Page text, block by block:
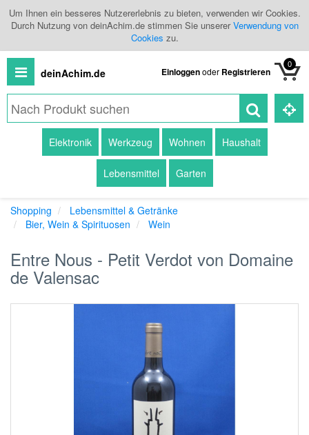
Um Ihnen ein besseres Nutzererlebnis zu bieten, verwenden wir Cookies.
Durch Nutzung von deinAchim.de stimmen Sie unsererVerwendung von
Cookies zu.
deinAchim.de Einloggenoder Registrieren
0
Produkte
Händlerübersicht
Elektronik Werkzeug Wohnen Haushalt
Lebensmittel Garten
Shopping
Lebensmittel & Getränke
Bier, Wein & Spirituosen
Wein
Entre Nous - Petit Verdot von Domaine
de Valensac